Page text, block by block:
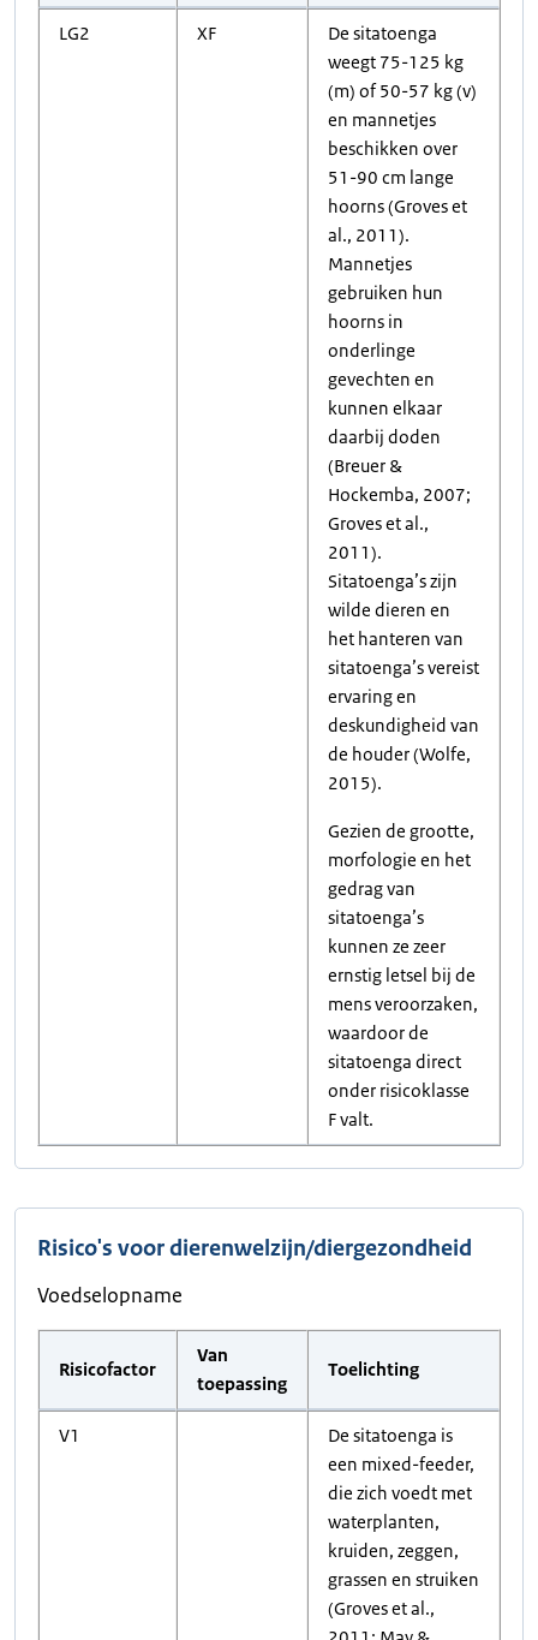
LG2 XF
De sitatoenga
weegt 75-125 kg
(m) of 50-57 kg (v)
en mannetjes
beschikken over
51-90 cm lange
hoorns (Groves et
al., 2011).
Mannetjes
gebruiken hun
hoorns in
onderlinge
gevechten en
kunnen elkaar
daarbij doden
(Breuer &
Hockemba, 2007;
Groves et al.,
2011).
Sitatoenga’s zijn
wilde dieren en
het hanteren van
sitatoenga’s vereist
ervaring en
deskundigheid van
de houder (Wolfe,
2015).
Gezien de grootte,
morfologie en het
gedrag van
sitatoenga’s
kunnen ze zeer
ernstig letsel bij de
mens veroorzaken,
waardoor de
sitatoenga direct
onder risicoklasse
F valt.
Risico's voor dierenwelzijn/diergezondheid
Voedselopname
Risicofactor
Van
toepassing
Toelichting
V1
De sitatoenga is
een mixed-feeder,
die zich voedt met
waterplanten,
kruiden, zeggen,
grassen en struiken
(Groves et al.,